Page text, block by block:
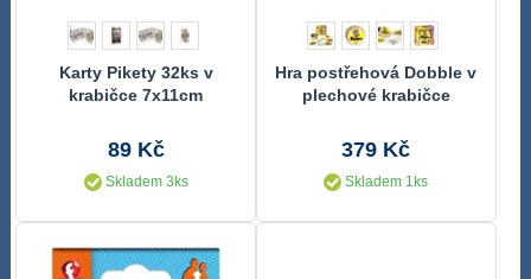
Karty Pikety 32ks v
krabičce 7x11cm
89 Kč
Skladem 3ks
Hra postřehová Dobble v
plechové krabičce
379 Kč
Skladem 1ks